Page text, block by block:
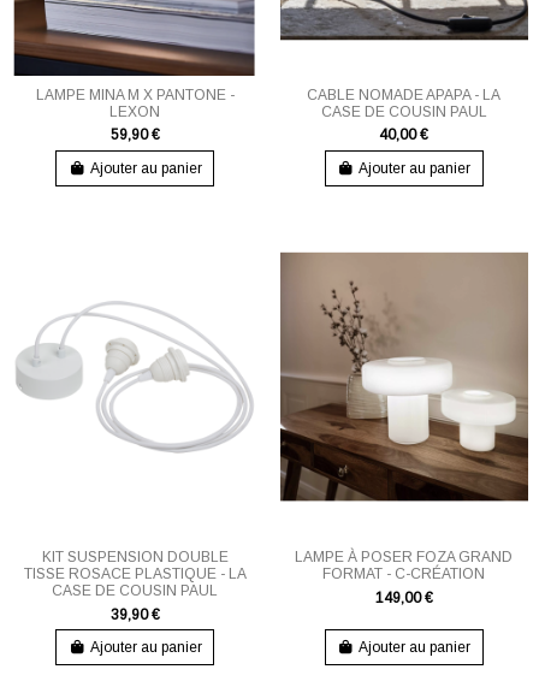
LAMPE MINA M X PANTONE -
LEXON
59,90 €
Ajouter au panier
CABLE NOMADE APAPA - LA
CASE DE COUSIN PAUL
40,00 €
Ajouter au panier
KIT SUSPENSION DOUBLE
TISSE ROSACE PLASTIQUE - LA
CASE DE COUSIN PAUL
39,90 €
Ajouter au panier
LAMPE À POSER FOZA GRAND
FORMAT - C-CRÉATION
149,00 €
Ajouter au panier